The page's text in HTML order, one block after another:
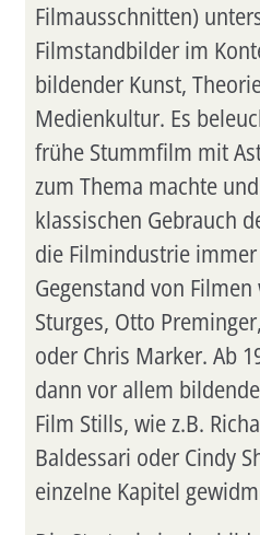
Filmausschnitten)
Filmstandbilder im
bildender Kunst,
Medienkultur. Es
frühe Stummfilm mit
zum Thema machte
klassischen Gebrauch
die Filmindustrie
Gegenstand von
Sturges, Otto
oder Chris Marker. Ab
dann vor allem
Film Stills, wie z.B.
Baldessari oder Cindy
einzelne Kapitel